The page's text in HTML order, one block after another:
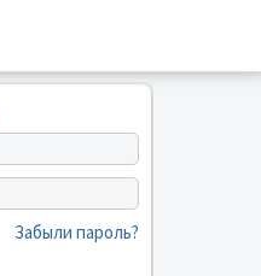
Забыли пароль?